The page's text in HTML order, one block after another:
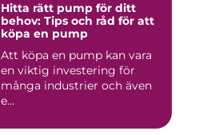
Hitta rätt pump för ditt
behov: Tips och råd för att
köpa en pump
Att köpa en pump kan vara
en viktig investering för
många industrier och även
e...